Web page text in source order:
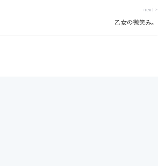
next >
乙女の微笑み。